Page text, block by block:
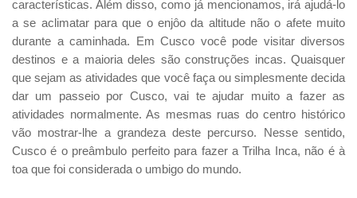
características. Além disso, como já mencionamos, irá ajudá-lo
a se aclimatar para que o enjôo da altitude não o afete muito
durante a caminhada. Em Cusco você pode visitar diversos
destinos e a maioria deles são construções incas. Quaisquer
que sejam as atividades que você faça ou simplesmente decida
dar um passeio por Cusco, vai te ajudar muito a fazer as
atividades normalmente. As mesmas ruas do centro histórico
vão mostrar-lhe a grandeza deste percurso. Nesse sentido,
Cusco é o preâmbulo perfeito para fazer a Trilha Inca, não é à
toa que foi considerada o umbigo do mundo.